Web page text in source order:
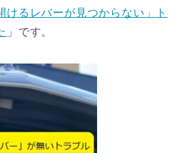
けるレバーが見つからない」ト
」です。